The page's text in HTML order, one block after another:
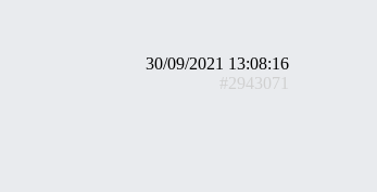
30/09/2021 13:08:16
#2943071